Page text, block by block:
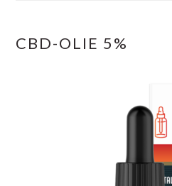
CBD-OLIE 5%